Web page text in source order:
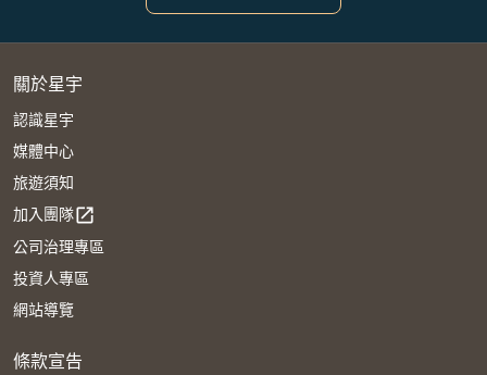
關於星宇
認識星宇
媒體中心
旅遊須知
加入團隊open_in_new
公司治理專區
投資人專區
網站導覽
條款宣告